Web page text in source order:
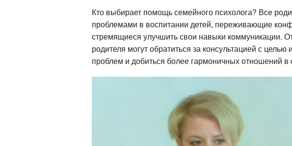
Кто выбирает помощь семейного психолога? Все
проблемами в воспитании детей, переживающие
стремящиеся улучшить свои навыки коммуникации.
родителя могут обратиться за консультацией с
проблем и добиться более гармоничных отношений в